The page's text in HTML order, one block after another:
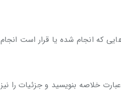
که انجام شده یا قرار است انجام
خلاصه بنویسید و جزئیات را نیز